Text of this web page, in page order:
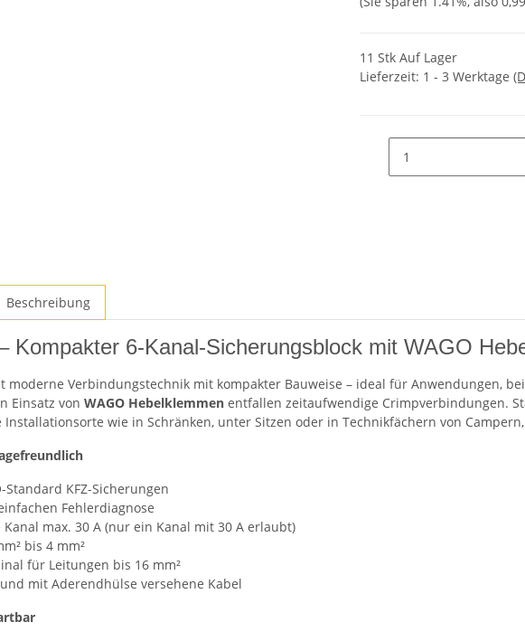
11 Stk Auf Lager
Lieferzeit: 1 - 3 Werktage
Beschreibung
Kompakter 6-Kanal-Sicherungsblock mit WAGO
moderne Verbindungstechnik mit kompakter Bauweise – ideal für Anwendungen,
Einsatz von WAGO Hebelklemmen entfallen zeitaufwendige Crimpverbindungen.
wie in Schränken, unter Sitzen oder in Technikfächern von
KFZ-Sicherungen
Fehlerdiagnose
max. 30 A (nur ein Kanal mit 30 A erlaubt)
bis 4 mm²
für Leitungen bis 16 mm²
mit Aderendhülse versehene Kabel